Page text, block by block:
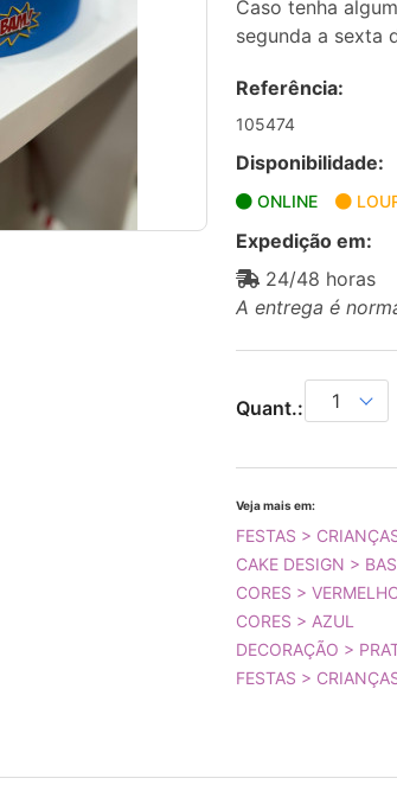
Caso tenha
segunda a sexta
Referência:
105474
Disponibilidade:
ONLINE
Expedição em:
24/48 horas
A entrega é
Quant.:
Veja mais em:
FESTAS >
CAKE DESIGN >
CORES >
CORES > AZUL
DECORAÇÃO >
FESTAS >